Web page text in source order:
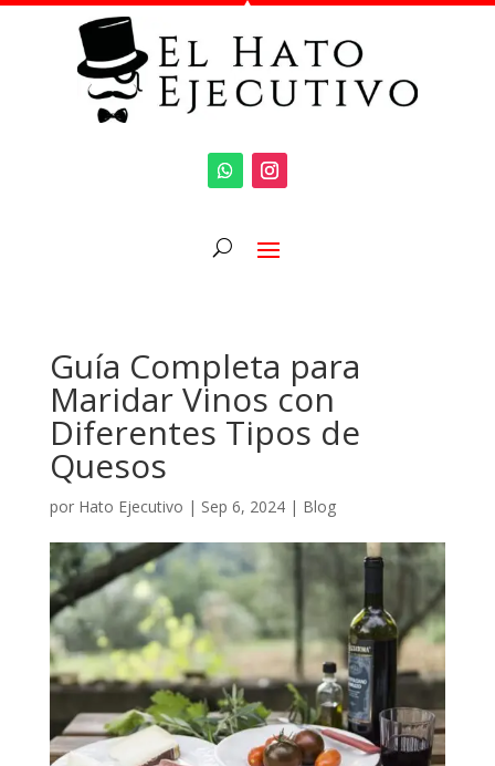
Guía Completa para
Maridar Vinos con
Diferentes Tipos de
Quesos
por Hato Ejecutivo | Sep 6, 2024| Blog